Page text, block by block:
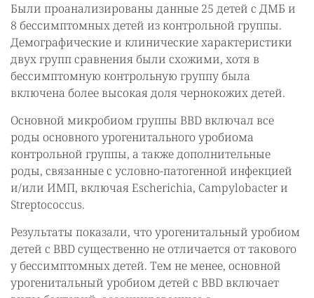
Были проанализированы данные 25 детей с ДМБ и
8 бессимптомных детей из контрольной группы.
Демографические и клинические характеристики
двух групп сравнения были схожими, хотя в
бессимптомную контрольную группу была
включена более высокая доля чернокожих детей.
Основной микробиом группы BBD включал все
роды основного урогенитального уробиома
контрольной группы, а также дополнительные
роды, связанные с условно-патогенной инфекцией
и/или ИМП, включая Escherichia, Campylobacter и
Streptococcus.
Результаты показали, что урогенитальный уробиом
детей с BBD существенно не отличается от такового
у бессимптомных детей. Тем не менее, основной
урогенитальный уробиом детей с BBD включает